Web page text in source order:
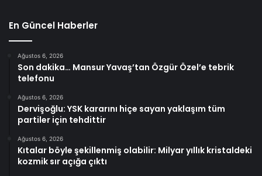
En Güncel Haberler
Ağustos 6, 2026
Son dakika… Mansur Yavaş’tan Özgür Özel’e tebrik
telefonu
Ağustos 6, 2026
Dervişoğlu: YSK kararını hiçe sayan yaklaşım tüm
partiler için tehdittir
Ağustos 6, 2026
Kıtalar böyle şekillenmiş olabilir: Milyar yıllık kristaldeki
kozmik sır açığa çıktı